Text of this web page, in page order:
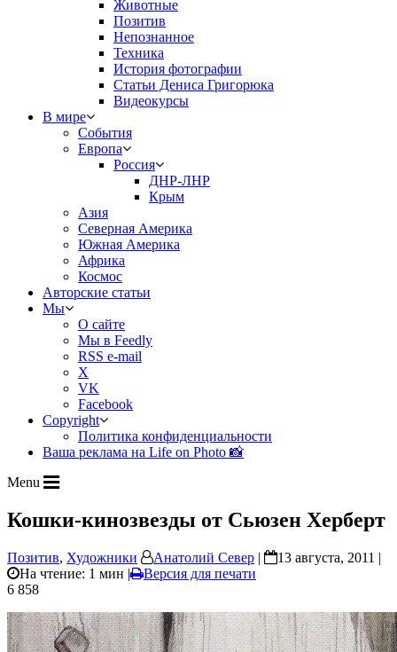
Животные
Позитив
Непознанное
Техника
История фотографии
Статьи Дениса Григорюка
Видеокурсы
В мире
События
Европа
Россия
ДНР-ЛНР
Крым
Азия
Северная Америка
Южная Америка
Африка
Космос
Авторские статьи
Мы
О сайте
Мы в Feedly
RSS e-mail
X
VK
Facebook
Copyright
Политика конфиденциальности
Ваша реклама на Life on Photo 📸
Menu
Кошки-кинозвезды от Сьюзен Херберт
Позитив, Художники Анатолий Север |
13 августа, 2011 |
На чтение: 1 мин |
Версия для печати
6 858